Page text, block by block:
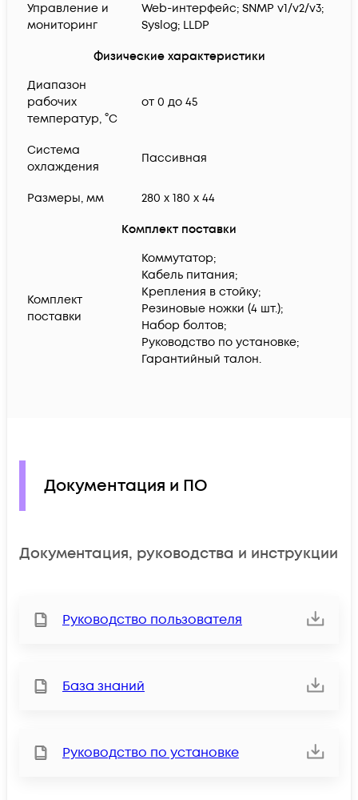
Управление и
мониторинг
Web-интерфейс; SNMP v1/v2/v3;
Syslog; LLDP
Физические характеристики
Диапазон
рабочих
температур, °C
от 0 до 45
Система
охлаждения
Пассивная
Размеры, мм 280 x 180 x 44
Комплект поставки
Комплект
поставки
Коммутатор;
Кабель питания;
Крепления в стойку;
Резиновые ножки (4 шт.);
Набор болтов;
Руководство по установке;
Гарантийный талон.
Документация и ПО
Документация, руководства и инструкции
Руководство пользователя
База знаний
Руководство по установке